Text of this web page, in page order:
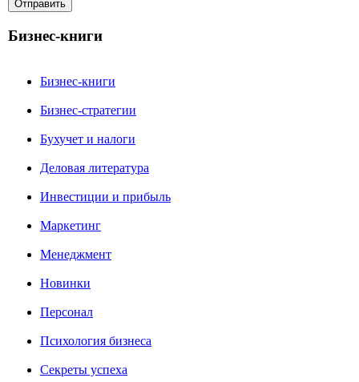
Бизнес-книги
Бизнес-книги
Бизнес-стратегии
Бухучет и налоги
Деловая литература
Инвестиции и прибыль
Маркетинг
Менеджмент
Новинки
Персонал
Психология бизнеса
Секреты успеха